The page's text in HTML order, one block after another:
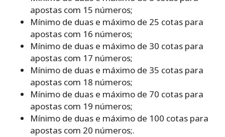
‌apostas‌ ‌com‌ ‌15‌ ‌números;‌ ‌
Mínimo‌ ‌de‌ ‌duas‌ ‌e‌ ‌máximo‌ ‌de‌ ‌25‌ ‌cotas‌ ‌para‌
‌apostas‌ ‌com‌ ‌16‌ ‌números‌;‌ ‌
Mínimo‌ ‌de‌ ‌duas‌ ‌e‌ ‌máximo‌ ‌de‌ ‌30‌ ‌cotas‌ ‌para‌
‌apostas‌ ‌com‌ ‌17‌ ‌números;‌ ‌
Mínimo‌ ‌de‌ ‌duas‌ ‌e‌ ‌máximo‌ ‌de‌ ‌35‌ ‌cotas‌ ‌para‌
‌apostas‌ ‌com‌ ‌18‌ ‌números;‌ ‌
Mínimo‌ ‌de‌ ‌duas‌ ‌e‌ ‌máximo‌ ‌de‌ ‌70‌ ‌cotas‌ ‌para‌
‌apostas‌ ‌com‌ ‌19‌ ‌números;‌ ‌
Mínimo‌ ‌de‌ ‌duas ‌e‌ ‌máximo‌ ‌de‌ ‌100‌ ‌cotas‌ ‌para‌
‌apostas‌ ‌com‌ ‌20‌ ‌números;.